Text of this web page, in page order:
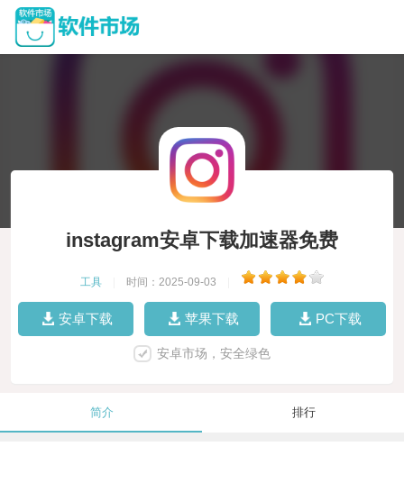
instagram安卓下载加速器免费
工具 时间：2025-09-03
安卓下载 苹果下载 PC下载
安卓市场，安全绿色
简介 排行